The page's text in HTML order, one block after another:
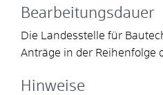
Bearbeitungsdauer
Die Landesstelle für
Anträge in der Reihenfolge
Hinweise